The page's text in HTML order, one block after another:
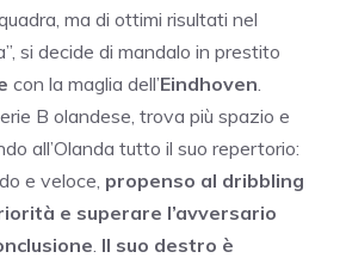
ma di ottimi risultati nel
si decide di mandalo in prestito
con la maglia dell’Eindhoven.
B olandese, trova più spazio e
all’Olanda tutto il suo repertorio:
e veloce, propenso al dribbling
e superare l’avversario
. Il suo destro è